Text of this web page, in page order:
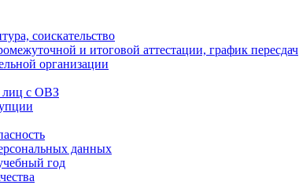
соискательство
и итоговой аттестации, график пересдач
организации
лиц с ОВЗ
данных
год